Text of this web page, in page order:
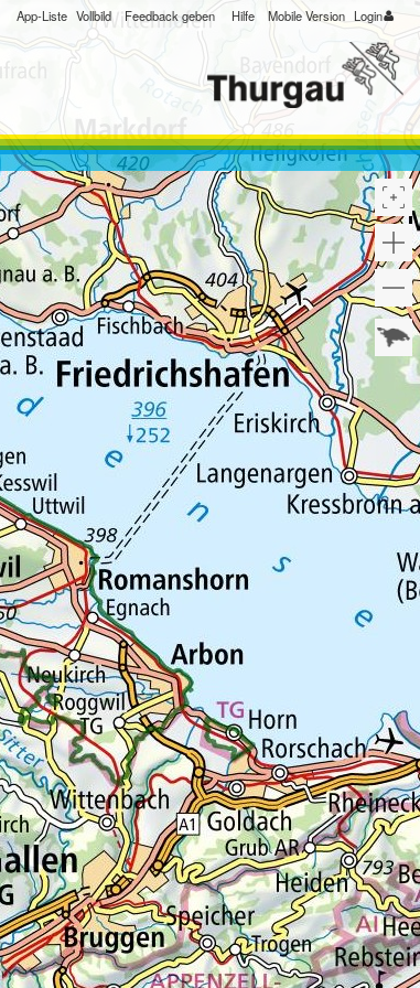
App-Liste Vollbild Feedback geben Hilfe Mobile Version Login